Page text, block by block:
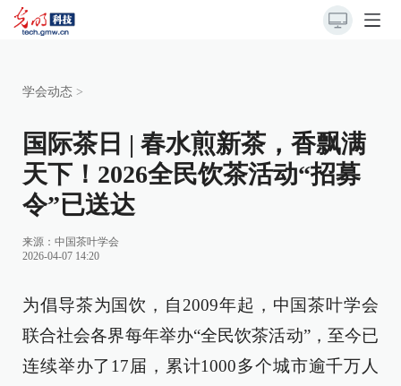
学会动态 >
国际茶日 | 春水煎新茶，香飘满
天下！2026全民饮茶活动“招募
令”已送达
来源： 中国茶叶学会
2026-04-07 14:20
为倡导茶为国饮，自2009年起，中国茶叶学会
联合社会各界每年举办“全民饮茶活动”，至今已
连续举办了17届，累计1000多个城市逾千万人